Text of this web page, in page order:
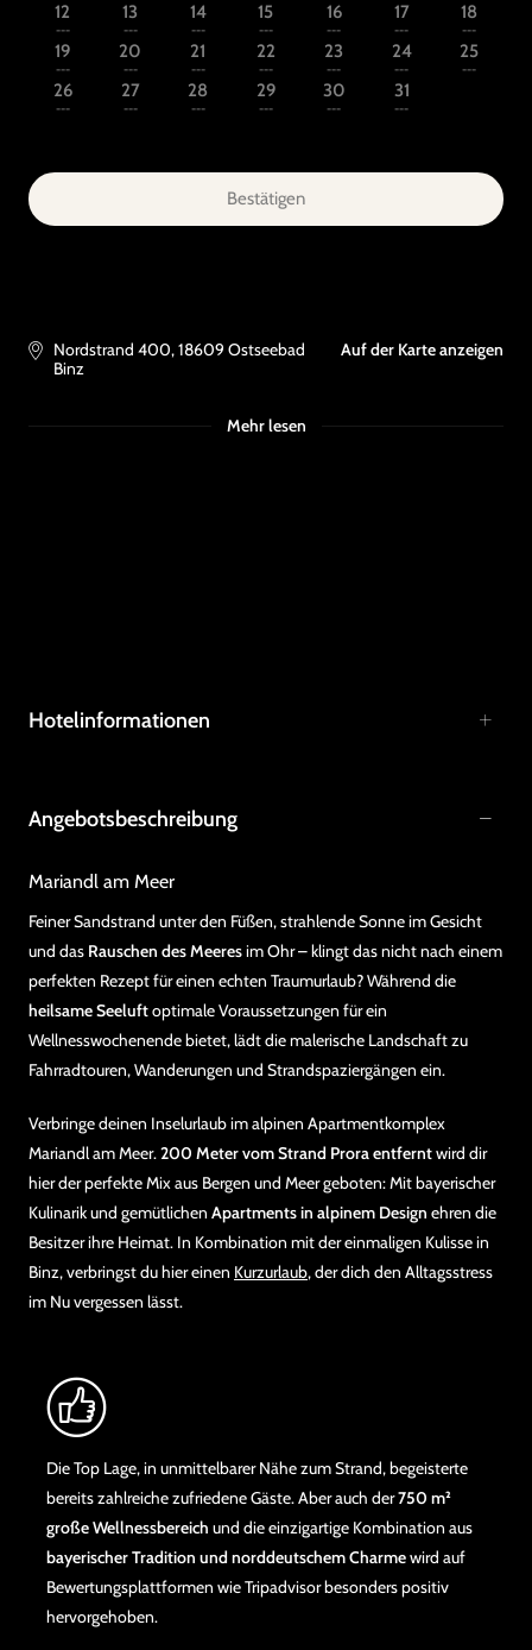
12
---
13
---
14
---
15
---
16
---
17
---
18
---
19
---
20
---
21
---
22
---
23
---
24
---
25
---
26
---
27
---
28
---
29
---
30
---
31
---
Bestätigen
Nordstrand 400,18609 Ostseebad
Binz
Auf der Karte anzeigen
Mehr lesen
Hotelinformationen
Angebotsbeschreibung
Mariandl am Meer
Feiner Sandstrand unter den Füßen, strahlende Sonne im Gesicht
und das Rauschen des Meeresim Ohr – klingt das nicht nach einem
perfekten Rezept für einen echten Traumurlaub? Während die
heilsame Seeluftoptimale Voraussetzungen für ein
Wellnesswochenende bietet, lädt die malerische Landschaft zu
Fahrradtouren, Wanderungen und Strandspaziergängen ein.
Verbringe deinen Inselurlaub im alpinen Apartmentkomplex
Mariandl am Meer.200 Meter vom Strand Prora entferntwird dir
hier der perfekte Mix aus Bergen und Meer geboten: Mit bayerischer
Kulinarik und gemütlichen Apartments in alpinem Design ehren die
Besitzer ihre Heimat. In Kombination mit der einmaligen Kulisse in
Binz, verbringst du hier einen Kurzurlaub, der dich den Alltagsstress
im Nu vergessen lässt.
Die Top Lage, in unmittelbarer Nähe zum Strand, begeisterte
bereits zahlreiche zufriedene Gäste. Aber auch der750 m²
große Wellnessbereich und die einzigartige Kombination aus
bayerischer Tradition und norddeutschem Charmewird auf
Bewertungsplattformen wie Tripadvisor besonders positiv
hervorgehoben.